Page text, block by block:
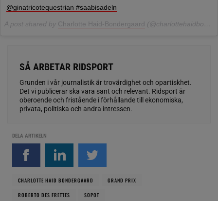
@ginatricotequestrian #saabisadeln
A post shared by Charlotte Haid-Bondergaard (@charlottehaidbondergaard) on
SÅ ARBETAR RIDSPORT
Grunden i vår journalistik är trovärdighet och opartiskhet.
Det vi publicerar ska vara sant och relevant. Ridsport är
oberoende och fristående i förhållande till ekonomiska,
privata, politiska och andra intressen.
DELA ARTIKELN
CHARLOTTE HAID BONDERGAARD
GRAND PRIX
ROBERTO DES FRETTES
SOPOT